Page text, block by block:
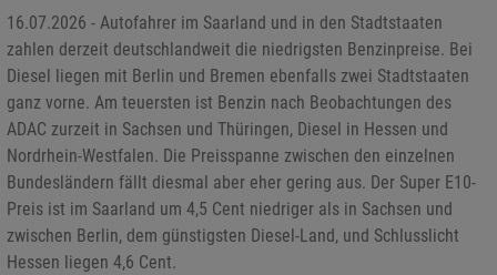
16.07.2026 - Autofahrer im Saarland und in den Stadtstaaten
zahlen derzeit deutschlandweit die niedrigsten Benzinpreise. Bei
Diesel liegen mit Berlin und Bremen ebenfalls zwei Stadtstaaten
ganz vorne. Am teuersten ist Benzin nach Beobachtungen des
ADAC zurzeit in Sachsen und Thüringen, Diesel in Hessen und
Nordrhein-Westfalen. Die Preisspanne zwischen den einzelnen
Bundesländern fällt diesmal aber eher gering aus. Der Super E10-
Preis ist im Saarland um 4,5 Cent niedriger als in Sachsen und
zwischen Berlin, dem günstigsten Diesel-Land, und Schlusslicht
Hessen liegen 4,6 Cent.